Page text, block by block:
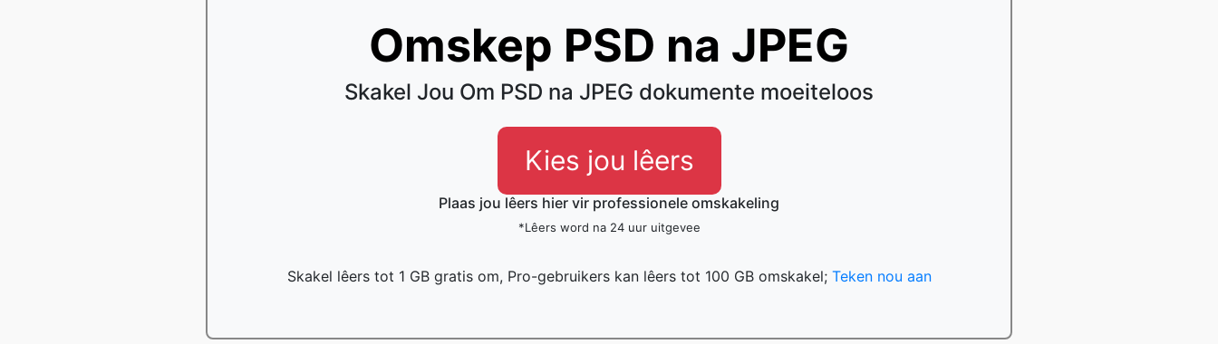
Omskep PSD na JPEG
Skakel Jou Om PSD na JPEG dokumente moeiteloos
Kies jou lêers
Plaas jou lêers hier vir professionele omskakeling
*Lêers word na 24 uur uitgevee
Skakel lêers tot 1 GB gratis om, Pro-gebruikers kan lêers tot 100 GB omskakel; Teken nou aan